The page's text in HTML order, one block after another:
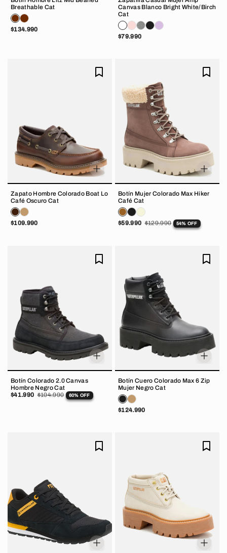
Breathable Cat
$134.990
Canvas Blanco Bright White/Birch
Cat
$79.990
Zapato Hombre Colorado Boat Lo
Café Oscuro Cat
$109.990
Botín Mujer Colorado Max Hiker
Café Cat
$59.990 $129.990 54% OFF
Botín Colorado 2.0 Canvas
Hombre Negro Cat
$41.990 $104.990 60% OFF
Botín Cuero Colorado Max 6 Zip
Mujer Negro Cat
$124.990